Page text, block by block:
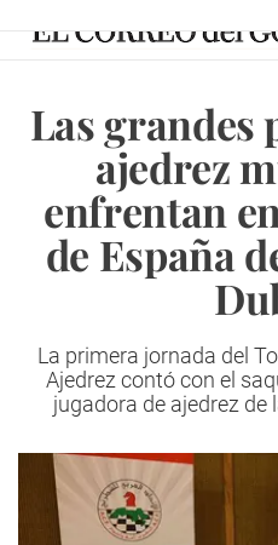
Las grandes
ajedrez
enfrentan
de España
La primera jornada del
Ajedrez contó con el
jugadora de ajedrez